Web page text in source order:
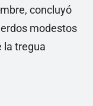
concluyó
modestos
la tregua